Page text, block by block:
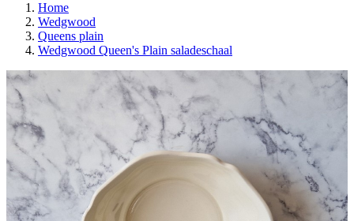
Home
Wedgwood
Queens plain
Wedgwood Queen's Plain saladeschaal